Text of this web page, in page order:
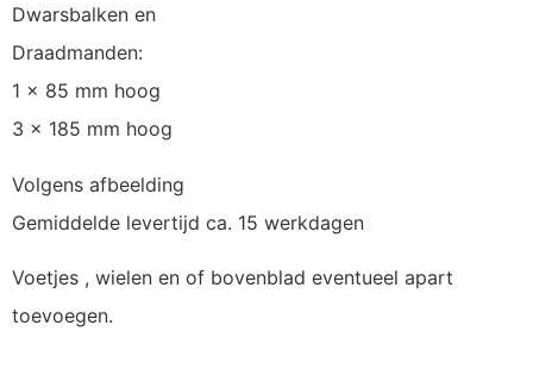
Dwarsbalken en
Draadmanden:
1 x 85 mm hoog
3 x 185 mm hoog
Volgens afbeelding
Gemiddelde levertijd ca. 15 werkdagen
Voetjes , wielen en of bovenblad eventueel apart
toevoegen.